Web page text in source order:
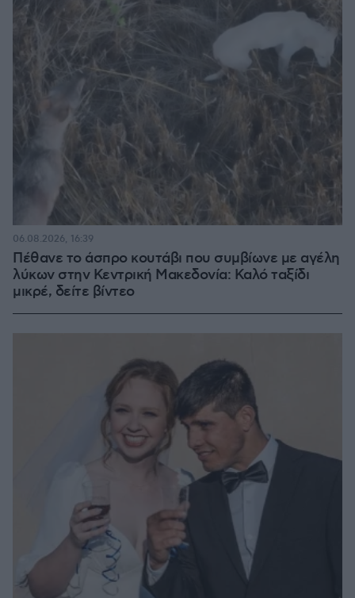
Πέθανε το άσπρο κουτάβι που συμβίωνε με αγέλη
λύκων στην Κεντρική Μακεδονία: Καλό ταξίδι
μικρέ, δείτε βίντεο
06.08.2026, 16:39